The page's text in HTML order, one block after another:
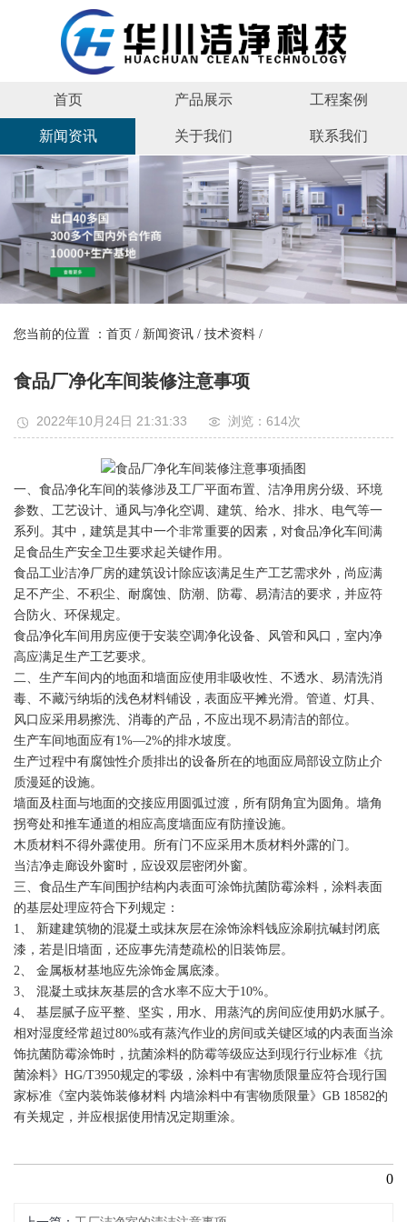
首页 产品展示 工程案例
新闻资讯 关于我们 联系我们
您当前的位置 ： 首页 / 新闻资讯 / 技术资料 /
食品厂净化车间装修注意事项
2022年10月24日 21:31:33 浏览：614次
一、食品净化车间的装修涉及工厂平面布置、洁净用房分级、环境
参数、工艺设计、通风与净化空调、建筑、给水、排水、电气等一
系列。其中，建筑是其中一个非常重要的因素，对食品净化车间满
足食品生产安全卫生要求起关键作用。
食品工业洁净厂房的建筑设计除应该满足生产工艺需求外，尚应满
足不产尘、不积尘、耐腐蚀、防潮、防霉、易清洁的要求，并应符
合防火、环保规定。
食品净化车间用房应便于安装空调净化设备、风管和风口，室内净
高应满足生产工艺要求。
二、生产车间内的地面和墙面应使用非吸收性、不透水、易清洗消
毒、不藏污纳垢的浅色材料铺设，表面应平摊光滑。管道、灯具、
风口应采用易擦洗、消毒的产品，不应出现不易清洁的部位。
生产车间地面应有1%—2%的排水坡度。
生产过程中有腐蚀性介质排出的设备所在的地面应局部设立防止介
质漫延的设施。
墙面及柱面与地面的交接应用圆弧过渡，所有阴角宜为圆角。墙角
拐弯处和推车通道的相应高度墙面应有防撞设施。
木质材料不得外露使用。所有门不应采用木质材料外露的门。
当洁净走廊设外窗时，应设双层密闭外窗。
三、食品生产车间围护结构内表面可涂饰抗菌防霉涂料，涂料表面
的基层处理应符合下列规定：
1、 新建建筑物的混凝土或抹灰层在涂饰涂料钱应涂刷抗碱封闭底
漆，若是旧墙面，还应事先清楚疏松的旧装饰层。
2、 金属板材基地应先涂饰金属底漆。
3、 混凝土或抹灰基层的含水率不应大于10%。
4、 基层腻子应平整、坚实，用水、用蒸汽的房间应使用奶水腻子。
相对湿度经常超过80%或有蒸汽作业的房间或关键区域的内表面当涂
饰抗菌防霉涂饰时，抗菌涂料的防霉等级应达到现行行业标准《抗
菌涂料》HG/T3950规定的零级，涂料中有害物质限量应符合现行国
家标准《室内装饰装修材料 内墙涂料中有害物质限量》GB 18582的
有关规定，并应根据使用情况定期重涂。
0